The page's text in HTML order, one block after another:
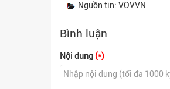
Nguồn tin: VOVVN
Bình luận
Nội dung (*)